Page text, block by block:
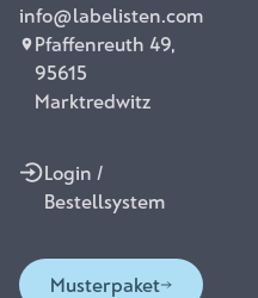
info@labelisten.com
Pfaffenreuth 49,
95615
Marktredwitz
Login /
Bestellsystem
Musterpaket